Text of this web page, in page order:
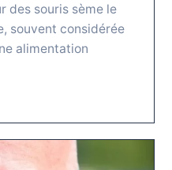
des souris sème le
souvent considérée
alimentation